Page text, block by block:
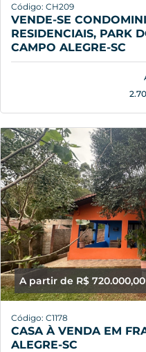
Código: CH209
VENDE-SE
RESIDENCIAIS, PARK
CAMPO ALEGRE-SC
A partir de R$ 720.000,00
Código: C1178
CASA À VENDA EM
ALEGRE-SC